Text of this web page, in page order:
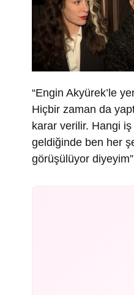
“Engin Akyürek’le
Hiçbir zaman da
karar verilir. Hangi
geldiğinde ben her
görüşülüyor